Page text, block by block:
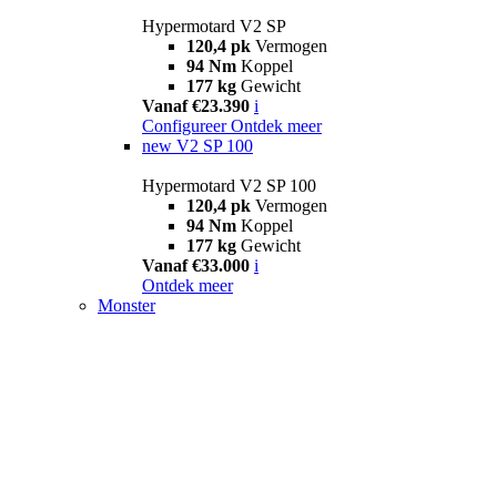
Hypermotard V2 SP
120,4 pk Vermogen
94 Nm Koppel
177 kg Gewicht
Vanaf €23.390 i
Configureer Ontdek meer
new V2 SP 100
Hypermotard V2 SP 100
120,4 pk Vermogen
94 Nm Koppel
177 kg Gewicht
Vanaf €33.000 i
Ontdek meer
Monster